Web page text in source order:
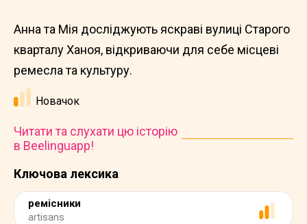
Ключова лексика
ремісники
artisans
Анна та Мія досліджують яскраві вулиці Старого
кварталу Ханоя, відкриваючи для себе місцеві
ремесла та культуру.
Новачок
Читати та слухати цю історію
в Beelinguapp!